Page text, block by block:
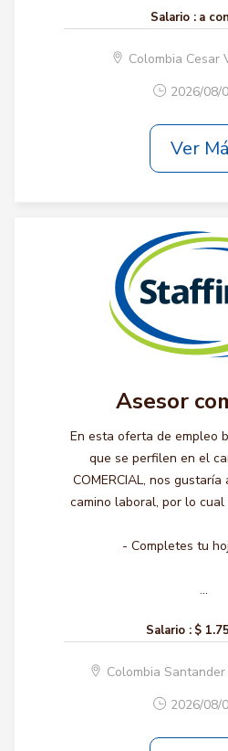
Salario : a
Colombia Cesar
2026/08/
Ver
Asesor
En esta oferta de empleo
que se perfilen en el
COMERCIAL, nos
camino laboral, por lo
- Completes tu
...
Salario : $
Colombia
2026/08/